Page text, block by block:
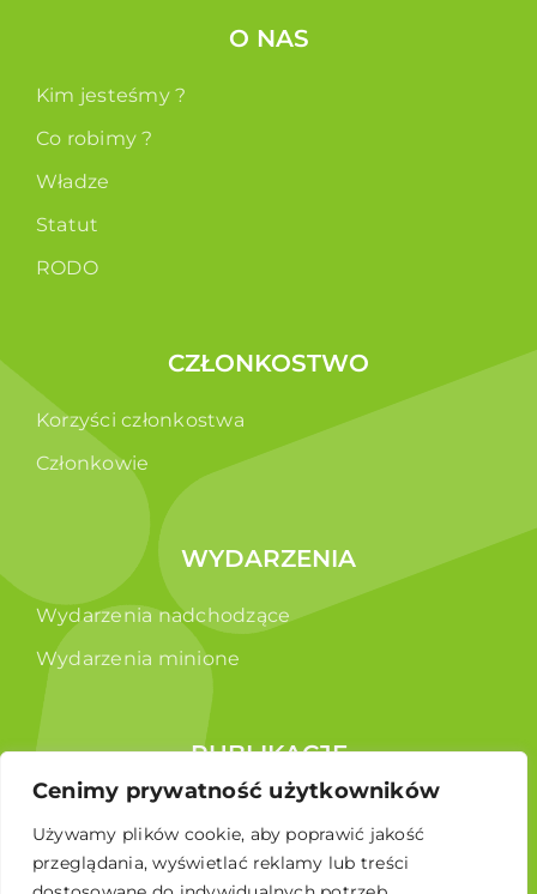
Cenimy prywatność użytkowników
Używamy plików cookie, aby poprawić jakość
przeglądania, wyświetlać reklamy lub treści
O NAS
Kim jesteśmy ?
Co robimy ?
Władze
Statut
RODO
CZŁONKOSTWO
Korzyści członkostwa
Członkowie
WYDARZENIA
Wydarzenia nadchodzące
Wydarzenia minione
PUBLIKACJE
Raporty
Broszura edukacyjna